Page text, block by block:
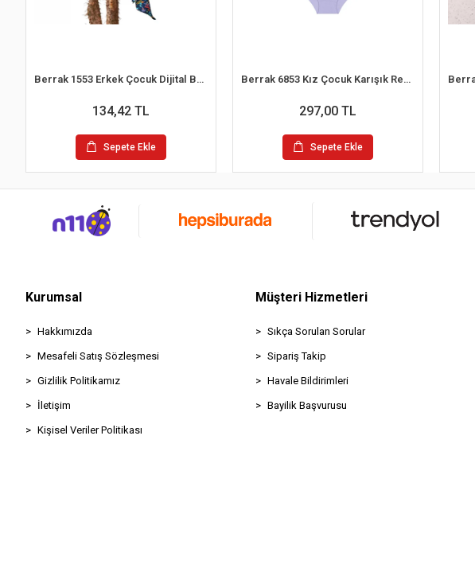
Berrak 1553 Erkek Çocuk Dijital Boxer
134,42 TL
Sepete Ekle
Berrak 6853 Kız Çocuk Karışık Renk Külot 5'li
297,00 TL
Sepete Ekle
Kurumsal
Hakkımızda
Mesafeli Satış Sözleşmesi
Gizlilik Politikamız
İletişim
Kişisel Veriler Politikası
Müşteri Hizmetleri
Sıkça Sorulan Sorular
Sipariş Takip
Havale Bildirimleri
Bayilik Başvurusu